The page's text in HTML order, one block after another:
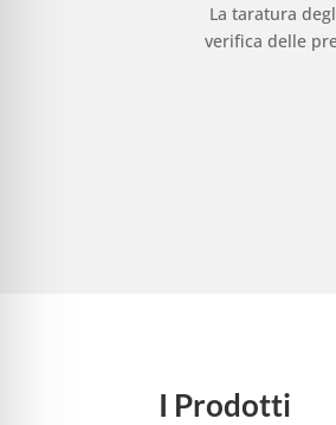
La taratura
verifica delle
I Prodotti